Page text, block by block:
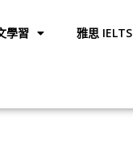
學習 雅思 IELTS